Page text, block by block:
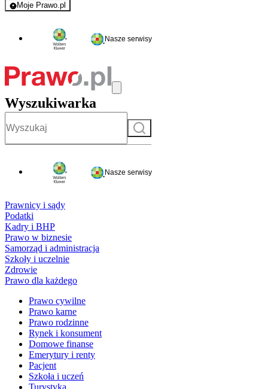
Moje Prawo.pl
- rejestracja i logowanie do serwisu
Nasze serwisy
Wyszukiwarka
Szukaj
Nasze serwisy
Prawnicy i sądy
Podatki
Kadry i BHP
Prawo w biznesie
Samorząd i administracja
Szkoły i uczelnie
Zdrowie
Prawo dla każdego
Prawo cywilne
Prawo karne
Prawo rodzinne
Rynek i konsument
Domowe finanse
Emerytury i renty
Pacjent
Szkoła i uczeń